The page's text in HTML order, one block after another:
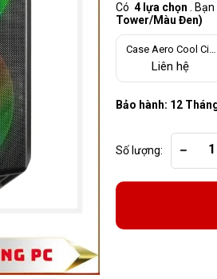
Có 4 lựa chọn .
Tower/Màu Đen)
Case Aero Cool Cip
her S-BK-V1 (Mid To
wer/Màu Đen)
Liên hệ
Bảo hành: 12
Số lượng: